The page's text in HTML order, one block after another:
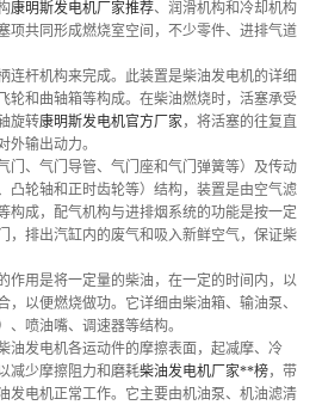
康明斯发电机厂家推荐、润滑机构和冷却机构
项共同形成燃烧室空间，不少零件、进排气道
连杆机构来完成。此装置是柴油发电机的详细
轮和曲轴箱等构成。在柴油燃烧时，活塞承受
旋转康明斯发电机官方厂家，将活塞的往复直
外输出动力。
门、气门导管、气门座和气门弹簧等）及传动
凸轮轴和正时齿轮等）结构，装置是由空气滤
构成，配气机构与进排烟系统的功能是按一定
，排出汽缸内的废气和吸入新鲜空气，保证柴
作用是将一定量的柴油，在一定的时间内，以
以便燃烧做功。它详细由柴油箱、输油泵、
喷油嘴、调速器等结构。
油发电机各运动件的摩擦表面，起减摩、冷
减少摩擦阻力和磨耗柴油发电机厂家**榜，带
发电机正常工作。它主要由机油泵、机油滤清